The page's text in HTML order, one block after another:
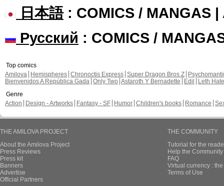
日本語: COMICS / MANGAS |
Русский : COMICS /
Top comics
Amilova
Hemispheres Chronoctis Express Super Dragon Bros Z
Bienvenidos A República Gada Only Two Astaroth Y Bernadette Edil
Leth Hate
Genre
Action
Design - Artworks Fantasy - SF Humor Children's books Romance
THE AMILOVA PROJECT
About the Amilova Project
Press Reviews
Press kit
Banners
Advertise
Official Partners
THE COMMUNITY
Tutorial for the
Help the
FAQ
Virtual currency :
Terms of Use